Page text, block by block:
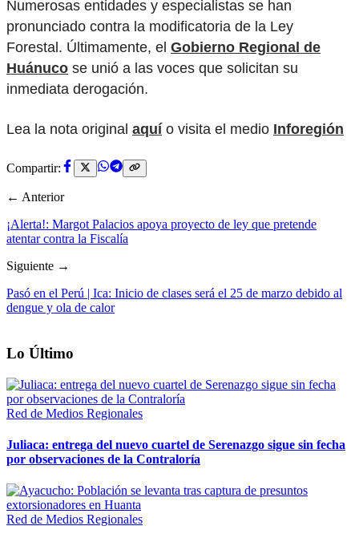
Numerosas entidades y especialistas se han
pronunciado contra la modificatoria de la Ley
Forestal. Últimamente, el Gobierno Regional de
Huánuco se unió a las voces que solicitan su
inmediata derogación.
Lea la nota original aquí o visita el medio Inforegión
Compartir:
← Anterior
¡Alerta!: Margot Palacios apoya proyecto de ley que pretende
atentar contra la Fiscalía
Siguiente →
Pasó en el Perú | Ica: Inicio de clases será el 25 de marzo debido al
dengue y ola de calor
Lo Último
Red de Medios Regionales
Juliaca: entrega del nuevo cuartel de Serenazgo sigue sin fecha
por observaciones de la Contraloría
Red de Medios Regionales